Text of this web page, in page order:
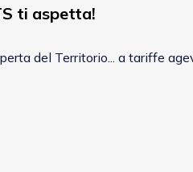
ti aspetta!
del Territorio... a tariffe